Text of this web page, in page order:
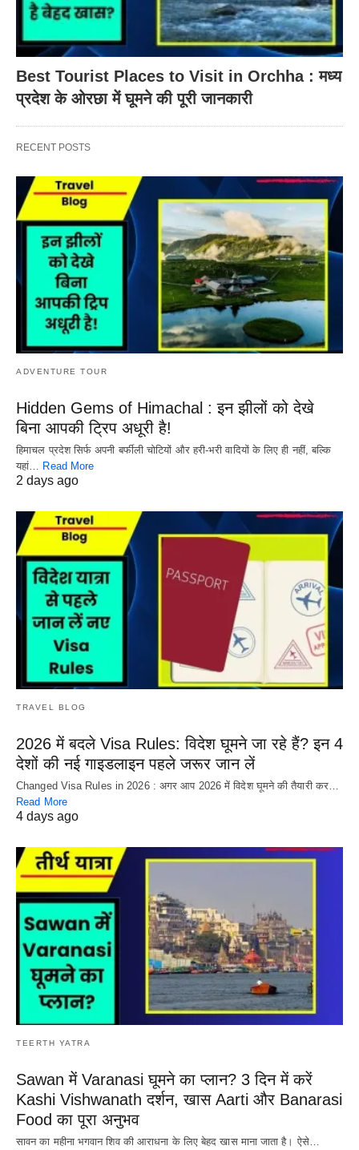
Best Tourist Places to Visit in Orchha : मध्य
प्रदेश के ओरछा में घूमने की पूरी जानकारी
RECENT POSTS
ADVENTURE TOUR
Hidden Gems of Himachal : इन झीलों को देखे
बिना आपकी ट्रिप अधूरी है!
हिमाचल प्रदेश सिर्फ अपनी बर्फीली चोटियों और हरी-भरी वादियों के लिए ही नहीं, बल्कि
यहां… Read More
2 days ago
TRAVEL BLOG
2026 में बदले Visa Rules: विदेश घूमने जा रहे हैं? इन 4
देशों की नई गाइडलाइन पहले जरूर जान लें
Changed Visa Rules in 2026 : अगर आप 2026 में विदेश घूमने की तैयारी कर…
Read More
4 days ago
TEERTH YATRA
Sawan में Varanasi घूमने का प्लान? 3 दिन में करें
Kashi Vishwanath दर्शन, खास Aarti और Banarasi
Food का पूरा अनुभव
सावन का महीना भगवान शिव की आराधना के लिए बेहद खास माना जाता है। ऐसे…